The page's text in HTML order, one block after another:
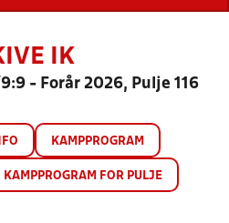
IK
9:9 - Forår 2026, Pulje 116
KAMPPROGRAM
KAMPPROGRAM FOR PULJE